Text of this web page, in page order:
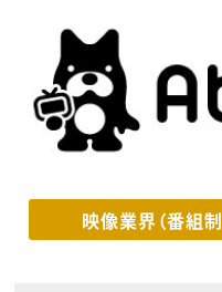
映像業界（番組